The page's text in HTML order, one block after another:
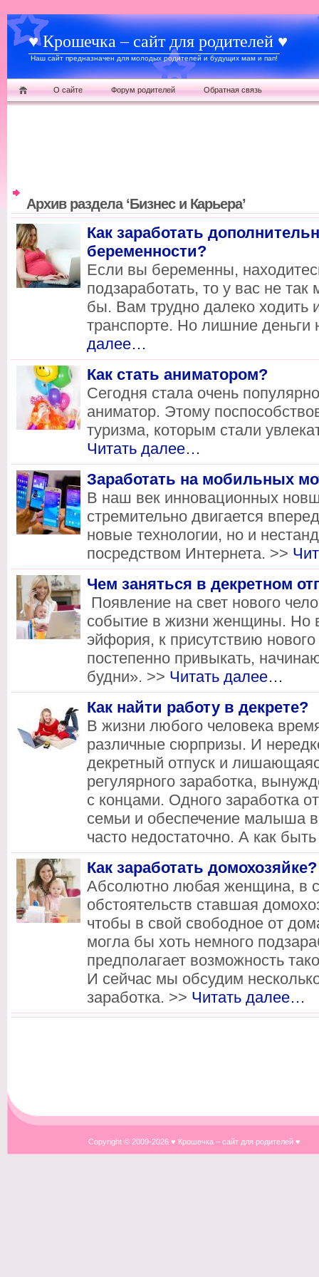
♥ Крошечка – сайт для родителей ♥
Наш сайт предназначен для молодых родителей и будущих мам и пап!
О сайте Форум родителей Обратная связь
Архив раздела ‘Бизнес и Карьера’
Как заработать
беременности?
Если вы беременны,
подзаработать, то у вас не так
бы. Вам трудно далеко ходить
транспорте. Но лишние
далее…
Как стать аниматором?
Сегодня стала очень
аниматор. Этому
туризма, которым стали
Читать далее…
Заработать на мобильных
В наш век инновационных
стремительно двигается
новые технологии, но и
посредством Интернета. >>
Чем заняться в декретном
Появление на свет нового
событие в жизни женщины. Но
эйфория, к присутствию
постепенно привыкать,
будни». >> Читать далее…
Как найти работу в декрете?
В жизни любого человека
различные сюрпризы. И
декретный отпуск и
регулярного заработка,
с концами. Одного заработка
семьи и обеспечение малыша
часто недостаточно. А как
Как заработать
Абсолютно любая женщина, в
обстоятельств ставшая
чтобы в свой свободное от
могла бы хоть немного
предполагает возможность
И сейчас мы обсудим
заработка. >> Читать далее…
Copyright © 2009-2026 ♥ Крошечка – сайт для родителей ♥